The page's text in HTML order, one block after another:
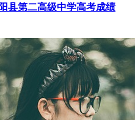
县第二高级中学高考成绩